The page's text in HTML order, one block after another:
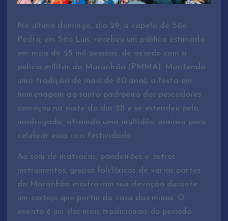
No último domingo, dia 29, a capela de São
Pedro, em São Luís, recebeu um público estimado
em mais de 25 mil pessoas, de acordo com a
polícia militar do Maranhão (PMMA). Mantendo
uma tradição de mais de 80 anos, a festa em
homenagem ao santo padroeiro dos pescadores
começou na noite do dia 28 e se estendeu pela
madrugada, atraindo uma multidão ansiosa para
celebrar essa rica festividade.
Ao som de matracas, pandeirões e outros
instrumentos, grupos folclóricos de várias partes
do Maranhão mostraram sua devoção durante
um cortejo que partiu da casa das minas. O
evento é um dos mais tradicionais do período